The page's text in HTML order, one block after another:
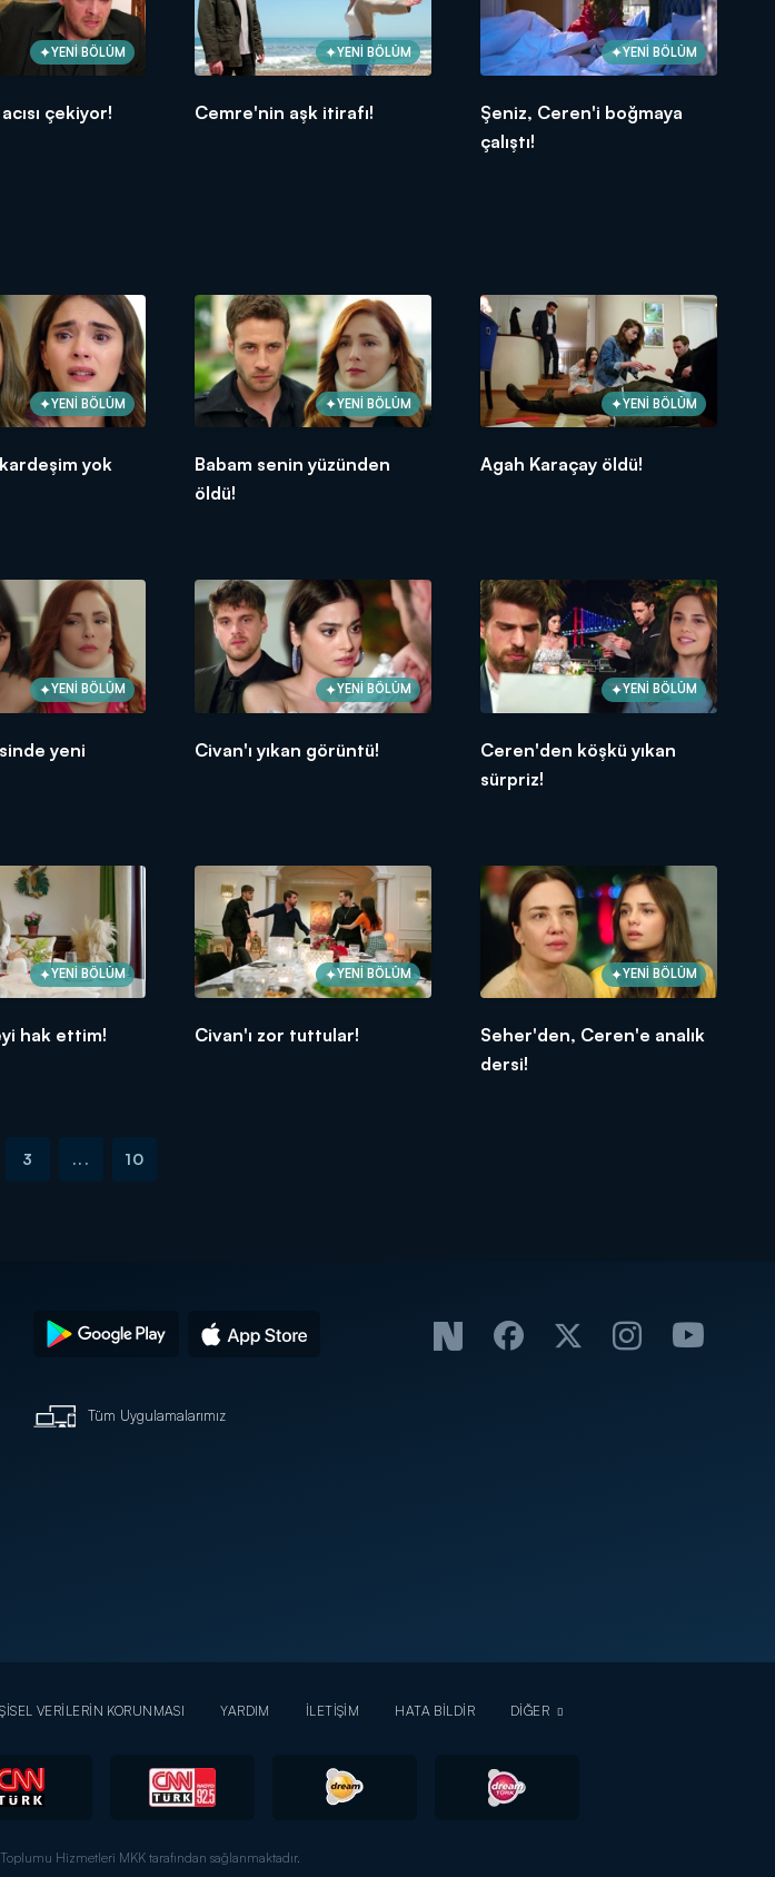
YENİ BÖLÜM
çekiyor!
YENİ BÖLÜM
Cemre'nin aşk itirafı!
YENİ BÖLÜM
Şeniz, Ceren'i boğmaya
çalıştı!
YENİ BÖLÜM
yok
YENİ BÖLÜM
Babam senin yüzünden
öldü!
YENİ BÖLÜM
Agah Karaçay öldü!
YENİ BÖLÜM
yeni
YENİ BÖLÜM
Civan'ı yıkan görüntü!
YENİ BÖLÜM
Ceren'den köşkü yıkan
sürpriz!
YENİ BÖLÜM
hak ettim!
YENİ BÖLÜM
Civan'ı zor tuttular!
YENİ BÖLÜM
Seher'den, Ceren'e analık
dersi!
3 ... 10
Tüm Uygulamalarımız
VERİLERİN KORUNMASI YARDIM İLETİŞİM HATA BİLDİR DİĞER
Hizmetleri MKK tarafından sağlanmaktadır.